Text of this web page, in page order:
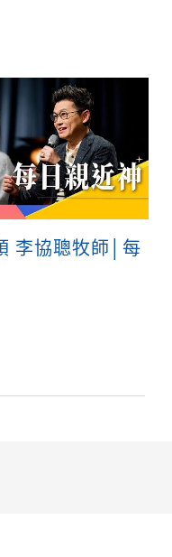
李協聰牧師│每